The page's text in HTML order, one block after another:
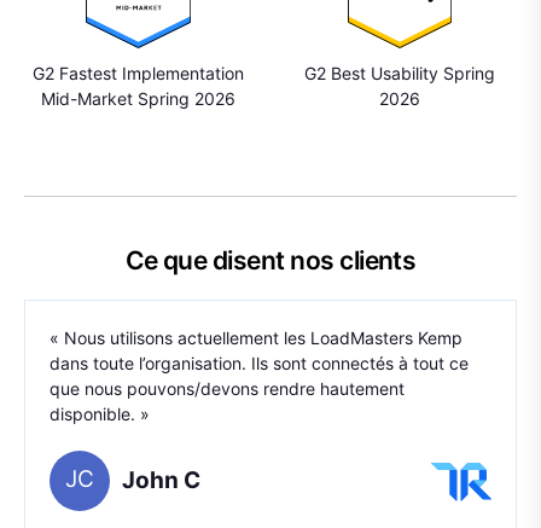
G2 Fastest Implementation
Mid-Market Spring 2026
G2 Best Usability Spring
2026
Ce que disent nos clients
« Nous utilisons actuellement les LoadMasters Kemp
dans toute l’organisation. Ils sont connectés à tout ce
que nous pouvons/devons rendre hautement
disponible. »
JC John C